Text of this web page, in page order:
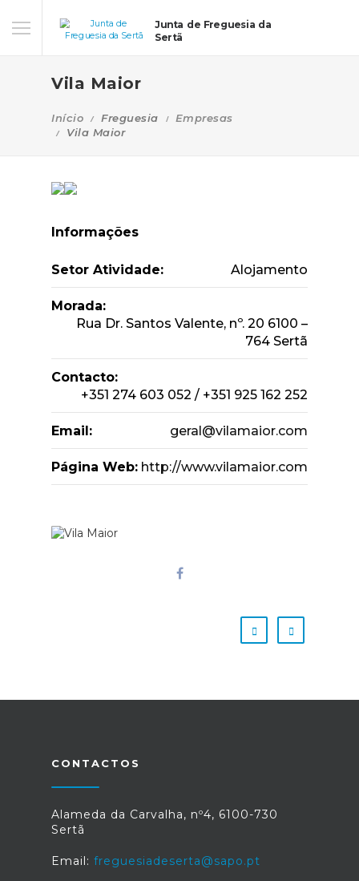
Junta de Freguesia da
Sertã
Vila Maior
Início Freguesia
Empresas
Vila Maior
Informações
Setor Atividade: Alojamento
Morada:
Rua Dr. Santos Valente, nº. 20 6100 –
764 Sertã
Contacto:
+351 274 603 052 / +351 925 162 252
Email: geral@vilamaior.com
Página Web: http://www.vilamaior.com
CONTACTOS
Alameda da Carvalha, nº4, 6100-730
Sertã
Email: freguesiadeserta@sapo.pt